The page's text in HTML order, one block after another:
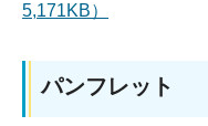
5,171KB）
パンフレット